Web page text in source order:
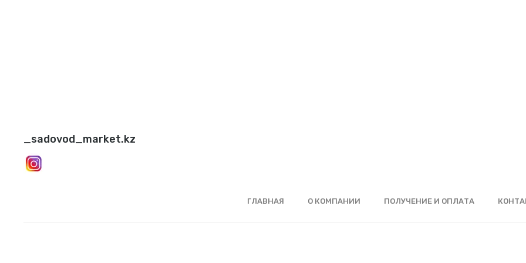
_sadovod_market.kz
ГЛАВНАЯ О КОМПАНИИ ПОЛУЧЕНИЕ И ОПЛАТА